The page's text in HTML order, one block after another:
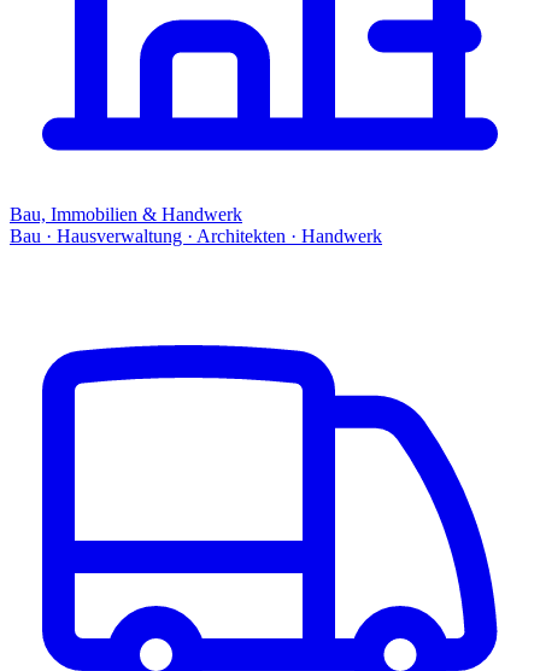
Bau, Immobilien & Handwerk
Bau · Hausverwaltung · Architekten · Handwerk